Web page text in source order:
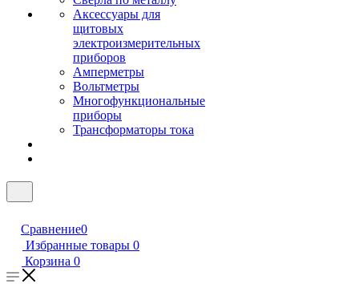
Аксессуары для
щитовых
электроизмерительных
приборов
Амперметры
Вольтметры
Многофункциональные
приборы
Трансформаторы тока
Сравнение0
Избранные товары 0
Корзина 0